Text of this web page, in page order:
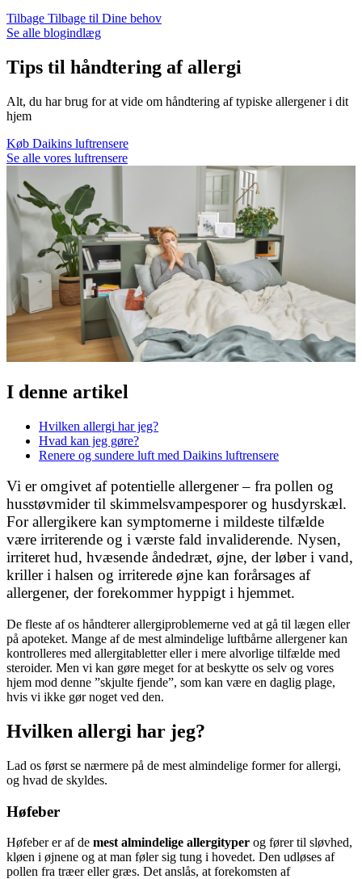
Tilbage Tilbage til Dine behov
Se alle blogindlæg
Tips til håndtering af allergi
Alt, du har brug for at vide om håndtering af typiske allergener i dit
hjem
Køb Daikins luftrensere
Se alle vores luftrensere
I denne artikel
Hvilken allergi har jeg?
Hvad kan jeg gøre?
Renere og sundere luft med Daikins luftrensere
Vi er omgivet af potentielle allergener – fra pollen og
husstøvmider til skimmelsvampesporer og husdyrskæl.
For allergikere kan symptomerne i mildeste tilfælde
være irriterende og i værste fald invaliderende. Nysen,
irriteret hud, hvæsende åndedræt, øjne, der løber i vand,
kriller i halsen og irriterede øjne kan forårsages af
allergener, der forekommer hyppigt i hjemmet.
De fleste af os håndterer allergiproblemerne ved at gå til lægen eller
på apoteket. Mange af de mest almindelige luftbårne allergener kan
kontrolleres med allergitabletter eller i mere alvorlige tilfælde med
steroider. Men vi kan gøre meget for at beskytte os selv og vores
hjem mod denne ”skjulte fjende”, som kan være en daglig plage,
hvis vi ikke gør noget ved den.
Hvilken allergi har jeg?
Lad os først se nærmere på de mest almindelige former for allergi,
og hvad de skyldes.
Høfeber
Høfeber er af de mest almindelige allergityper og fører til sløvhed,
kløen i øjnene og at man føler sig tung i hovedet. Den udløses af
pollen fra træer eller græs. Det anslås, at forekomsten af